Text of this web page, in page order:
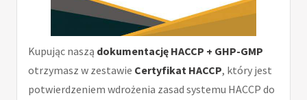
Kupując naszą dokumentację HACCP + GHP-GMP
otrzymasz w zestawie Certyfikat HACCP, który jest
potwierdzeniem wdrożenia zasad systemu HACCP do